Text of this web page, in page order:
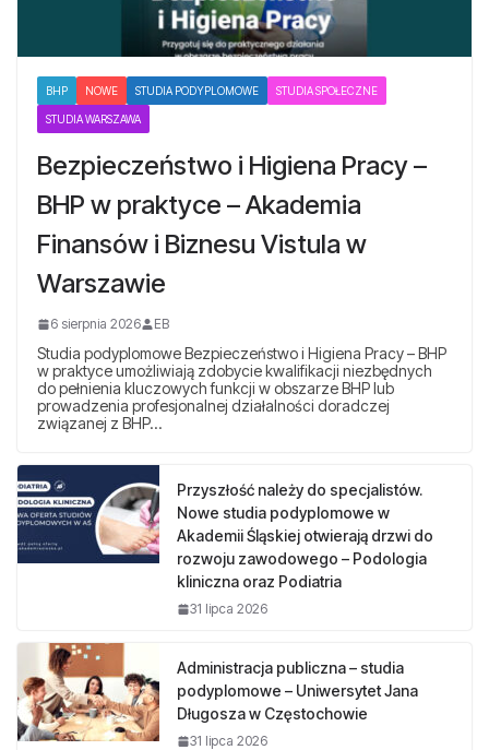
BHP NOWE STUDIA PODYPLOMOWE STUDIA SPOŁECZNE
STUDIA WARSZAWA
Bezpieczeństwo i Higiena Pracy –
BHP w praktyce – Akademia
Finansów i Biznesu Vistula w
Warszawie
6 sierpnia 2026 EB
Studia podyplomowe Bezpieczeństwo i Higiena Pracy – BHP
w praktyce umożliwiają zdobycie kwalifikacji niezbędnych
do pełnienia kluczowych funkcji w obszarze BHP lub
prowadzenia profesjonalnej działalności doradczej
związanej z BHP…
Przyszłość należy do specjalistów.
Nowe studia podyplomowe w
Akademii Śląskiej otwierają drzwi do
rozwoju zawodowego – Podologia
kliniczna oraz Podiatria
31 lipca 2026
Administracja publiczna – studia
podyplomowe – Uniwersytet Jana
Długosza w Częstochowie
31 lipca 2026